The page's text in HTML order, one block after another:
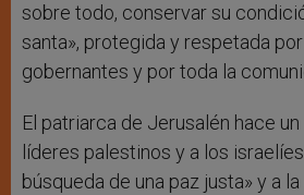
sobre todo, conservar su
santa», protegida y respetada
gobernantes y por toda la
El patriarca de Jerusalén hace
líderes palestinos y a los
búsqueda de una paz justa» y a